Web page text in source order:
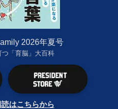
2026年夏号
「育脳」大百科
はこちらから